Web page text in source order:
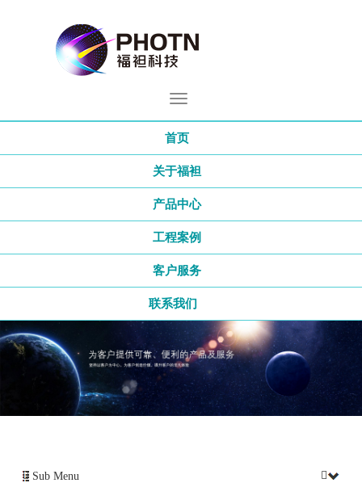
首页
关于福袒
产品中心
工程案例
客户服务
联系我们
Sub Menu